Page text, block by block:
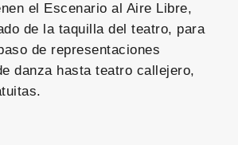
el Escenario al Aire Libre,
de la taquilla del teatro, para
de representaciones
danza hasta teatro callejero,